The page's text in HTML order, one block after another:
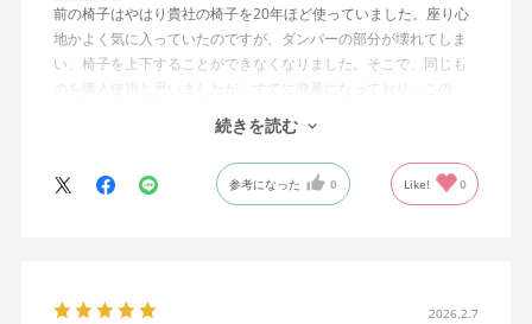
前の椅子はやはり貴社の椅子を20年ほど使っていました。座り心
地かよく気に入っていたのですが、ダンパーの部分が壊れてしま
い、椅子を上下することができなくなりました。そこで、同じも
のを購入使用と思いましたが、すでに廃番になっており、この
MonEtを購入しました。やや固めの椅子ですが、使っているうち
になじんでくるのではと思っています。フローリング床で使って
いますが、ややキャスターがよく動きすぎるのが難点でしょう
か。
続きを読む
参考になった 0 Like! 0
2026.2.7